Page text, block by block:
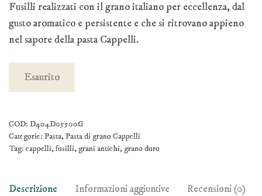
Fusilli realizzati con il grano italiano per eccellenza, dal
gusto aromatico e persistente e che si ritrovano appieno
nel sapore della pasta Cappelli.
Esaurito
COD: D404D05500G
Categorie: Pasta,Pasta di grano Cappelli
Tag: cappelli,fusilli, grani antichi, grano duro
Descrizione Informazioni aggiuntive Recensioni (0)